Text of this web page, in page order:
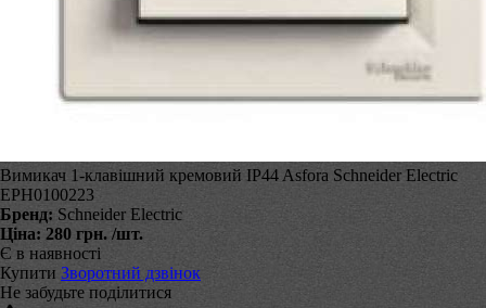
Вимикач 1-клавішний кремовий IP44 Asfora Schneider Electric
EPH0100223
Бренд: Schneider Electric
Ціна: 280 грн. /шт.
Є в наявності
Купити Зворотний дзвінок
Не забудьте поділитися